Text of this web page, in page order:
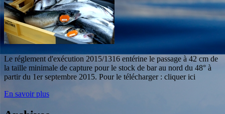
Le réglement d'exécution 2015/1316 entérine le passage à 42 cm de
la taille minimale de capture pour le stock de bar au nord du 48° à
partir du 1er septembre 2015. Pour le télécharger : cliquer ici
En savoir plus